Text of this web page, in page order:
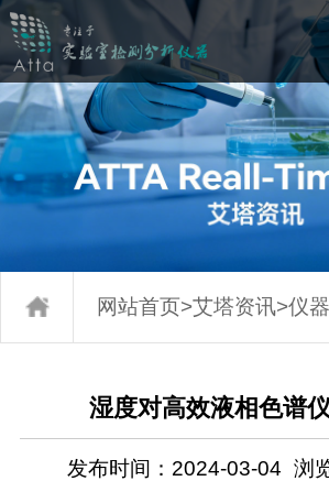
网站首页>艾塔资讯>仪
湿度对高效液相色谱
发布时间：2024-03-04 浏